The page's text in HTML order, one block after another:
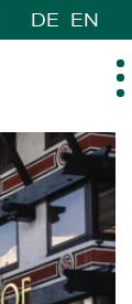
DE EN